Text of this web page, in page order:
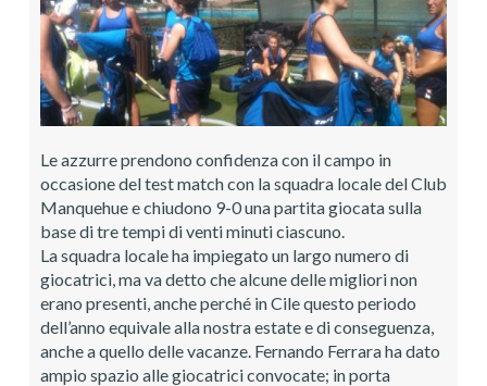
Le azzurre prendono confidenza con il campo in
occasione del test match con la squadra locale del Club
Manquehue e chiudono 9-0 una partita giocata sulla
base di tre tempi di venti minuti ciascuno.
La squadra locale ha impiegato un largo numero di
giocatrici, ma va detto che alcune delle migliori non
erano presenti, anche perché in Cile questo periodo
dell’anno equivale alla nostra estate e di conseguenza,
anche a quello delle vacanze. Fernando Ferrara ha dato
ampio spazio alle giocatrici convocate; in porta